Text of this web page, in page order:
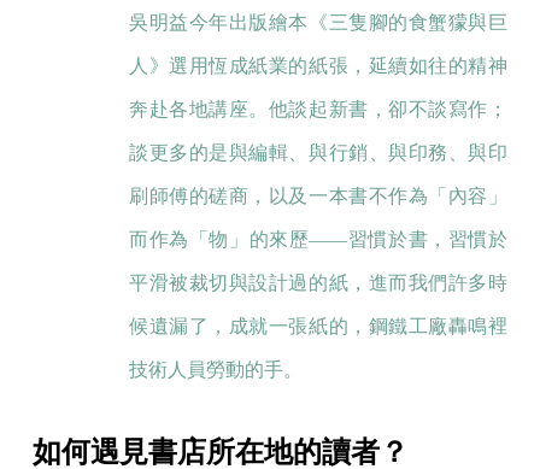
吳明益今年出版繪本《三隻腳的食蟹獴與巨
人》選用恆成紙業的紙張，延續如往的精神
奔赴各地講座。他談起新書，卻不談寫作；
談更多的是與編輯、與行銷、與印務、與印
刷師傅的磋商，以及一本書不作為「內容」
而作為「物」的來歷——習慣於書，習慣於
平滑被裁切與設計過的紙，進而我們許多時
候遺漏了，成就一張紙的，鋼鐵工廠轟鳴裡
技術人員勞動的手。
如何遇見書店所在地的讀者？